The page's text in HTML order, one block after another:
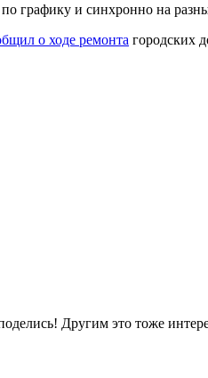
графику и синхронно на
о ходе ремонта городских
Другим это тоже